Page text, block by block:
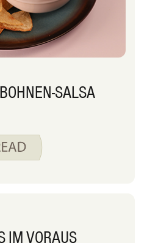
SALSA
IM VORAUS